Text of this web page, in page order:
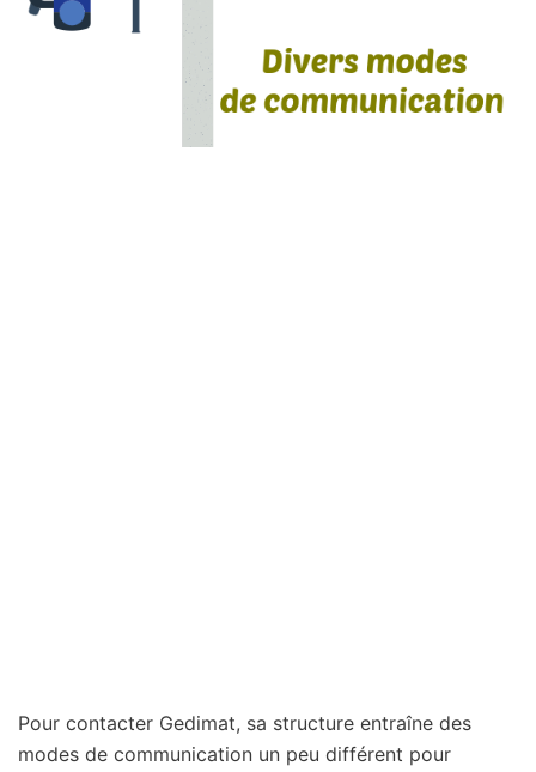
Pour contacter Gedimat, sa structure entraîne des
modes de communication un peu différent pour